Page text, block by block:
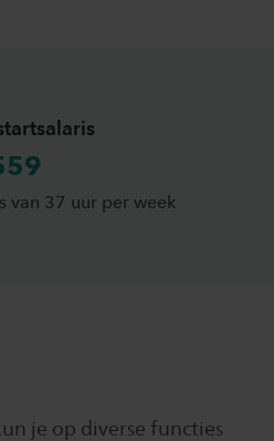
van 37 uur per week
je op diverse functies